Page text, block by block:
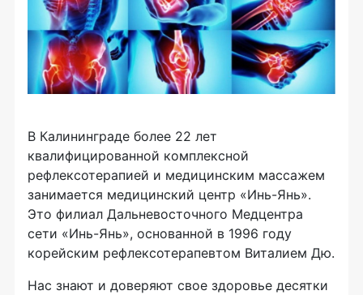
В Калининграде более 22 лет
квалифицированной комплексной
рефлексотерапией и медицинским массажем
занимается медицинский центр «Инь-Янь».
Это филиал Дальневосточного Медцентра
сети «Инь-Янь», основанной в 1996 году
корейским рефлексотерапевтом Виталием Дю.
Нас знают и доверяют свое здоровье десятки